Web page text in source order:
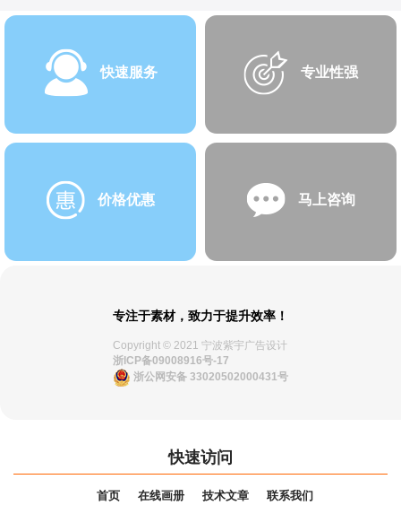
快速服务 专业性强
价格优惠 马上咨询
专注于素材，致力于提升效率！
Copyright © 2021 宁波紫宇广告设计
浙ICP备09008916号-17
浙公网安备 33020502000431号
快速访问
首页 在线画册 技术文章 联系我们